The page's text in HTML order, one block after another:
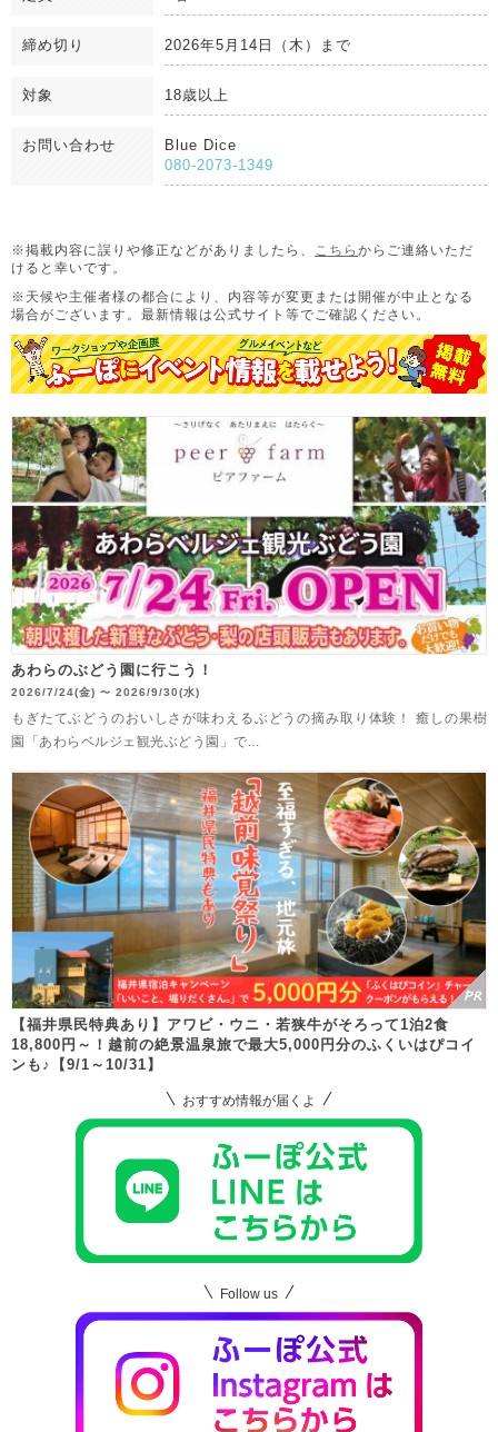
締め切り 2026年5月14日（木）まで
対象 18歳以上
お問い合わせ
Blue Dice
080-2073-1349
※掲載内容に誤りや修正などがありましたら、 こちら からご連絡いただ
けると幸いです。
※天候や主催者様の都合により、内容等が変更または開催が中止となる
場合がございます。 最新情報は公式サイト等でご確認ください。
あわらのぶどう園に行こう！
2026/7/24(金) 〜 2026/9/30(水)
もぎたてぶどうのおいしさが味わえるぶどうの摘み取り体験！ 癒しの果樹
園「あわらベルジェ観光ぶどう園」で...
【福井県民特典あり】アワビ・ウニ・若狭牛がそろって1泊2食
18,800円～！越前の絶景温泉旅で最大5,000円分のふくいはぴコイ
ンも♪【9/1～10/31】
おすすめ情報が届くよ
Follow us